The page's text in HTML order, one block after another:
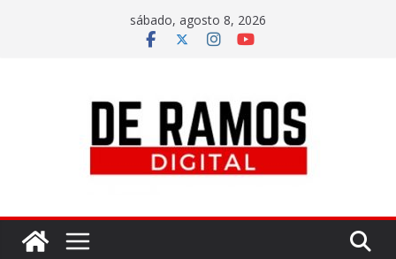
sábado, agosto 8, 2026